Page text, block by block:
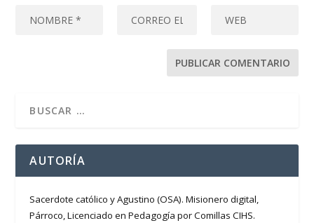
AUTORÍA
Sacerdote católico y Agustino (OSA). Misionero digital,
Párroco, Licenciado en Pedagogía por Comillas CIHS.